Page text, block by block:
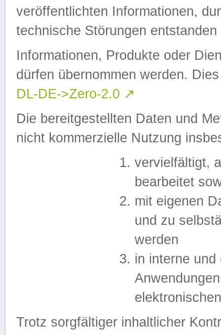
veröffentlichten Informationen,
technische Störungen
Informationen, Produkte oder
dürfen übernommen werden.
DL-DE->Zero-2.0 ↗
Die bereitgestellten Daten und
nicht kommerzielle Nutzung
vervielfältigt,
bearbeitet
mit eigenen
und zu
werden
in interne
Trotz sorgfältiger inhaltlicher